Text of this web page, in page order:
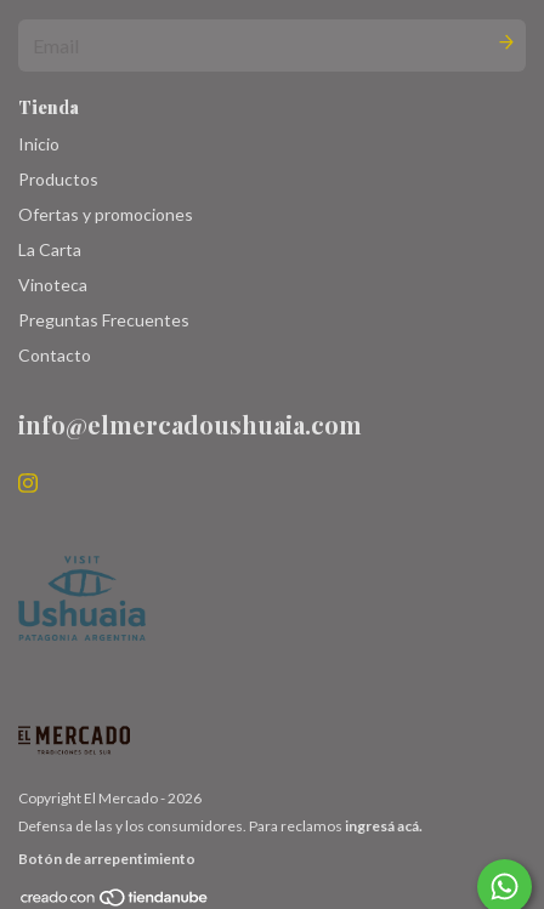
Tienda
Inicio
Productos
Ofertas y promociones
La Carta
Vinoteca
Preguntas Frecuentes
Contacto
info@elmercadoushuaia.com
Copyright El Mercado - 2026
Defensa de las y los consumidores. Para reclamos ingresá acá.
Botón de arrepentimiento